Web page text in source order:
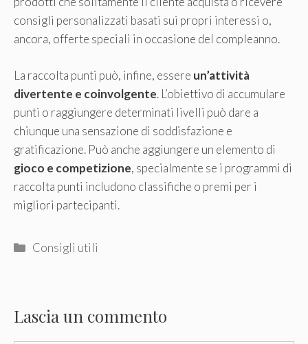
consigli personalizzati basati sui propri interessi o,
ancora, offerte speciali in occasione del compleanno.
La raccolta punti può, infine, essere un’attività
divertente e coinvolgente. L’obiettivo di accumulare
punti o raggiungere determinati livelli può dare a
chiunque una sensazione di soddisfazione e
gratificazione. Può anche aggiungere un elemento di
gioco e competizione, specialmente se i programmi di
raccolta punti includono classifiche o premi per i
migliori partecipanti.
Categorie
Consigli utili
Lascia un commento